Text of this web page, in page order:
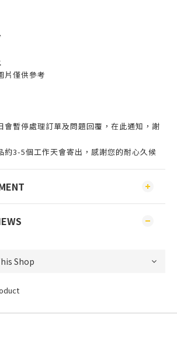
片僅供參考
會暫停處理訂單及問題回覆，在此通知，謝
約3-5個工作天會寄出，感謝您的耐心久候